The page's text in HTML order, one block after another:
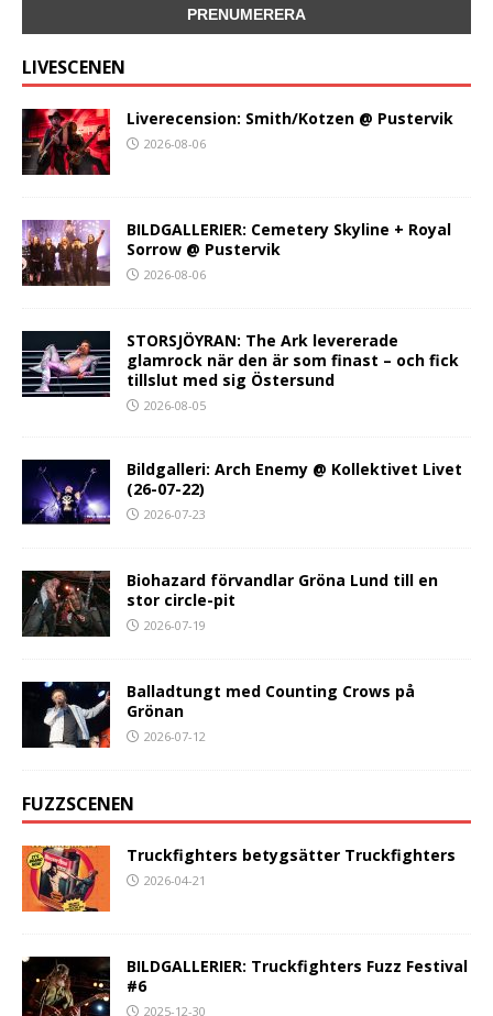
LIVESCENEN
Liverecension: Smith/Kotzen @ Pustervik
2026-08-06
BILDGALLERIER: Cemetery Skyline + Royal
Sorrow @ Pustervik
2026-08-06
STORSJÖYRAN: The Ark levererade
glamrock när den är som finast – och fick
tillslut med sig Östersund
2026-08-05
Bildgalleri: Arch Enemy @ Kollektivet Livet
(26-07-22)
2026-07-23
Biohazard förvandlar Gröna Lund till en
stor circle-pit
2026-07-19
Balladtungt med Counting Crows på
Grönan
2026-07-12
FUZZSCENEN
Truckfighters betygsätter Truckfighters
2026-04-21
BILDGALLERIER: Truckfighters Fuzz Festival
#6
2025-12-30